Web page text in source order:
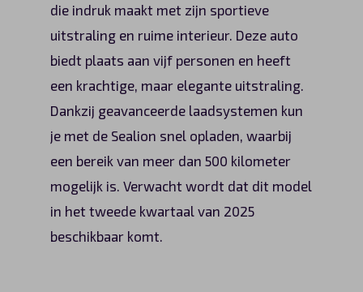
die indruk maakt met zijn sportieve
uitstraling en ruime interieur. Deze auto
biedt plaats aan vijf personen en heeft
een krachtige, maar elegante uitstraling.
Dankzij geavanceerde laadsystemen kun
je met de Sealion snel opladen, waarbij
een bereik van meer dan 500 kilometer
mogelijk is. Verwacht wordt dat dit model
in het tweede kwartaal van 2025
beschikbaar komt.